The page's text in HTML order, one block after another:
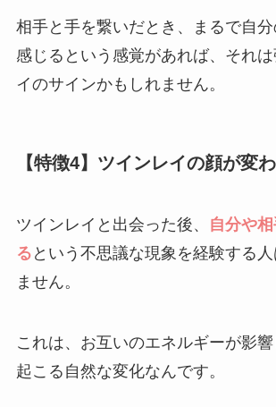
相手と手を繋いだとき、まるで自
感じるという感覚があれば、それ
イのサインかもしれません。
【特徴4】ツインレイの顔が変
ツインレイと出会った後、
自分や
る という不思議な現象を経験する
ません。
これは、お互いのエネルギーが影
起こる自然な変化なんです。